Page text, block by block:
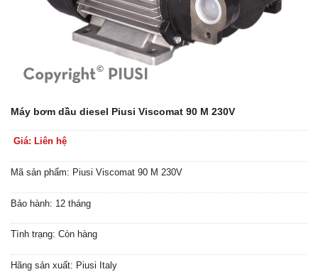
Máy bơm dầu diesel Piusi Viscomat 90 M 230V
Giá: Liên hệ
Mã sản phẩm: Piusi Viscomat 90 M 230V
Bảo hành: 12 tháng
Tình trạng: Còn hàng
Hãng sản xuất: Piusi Italy